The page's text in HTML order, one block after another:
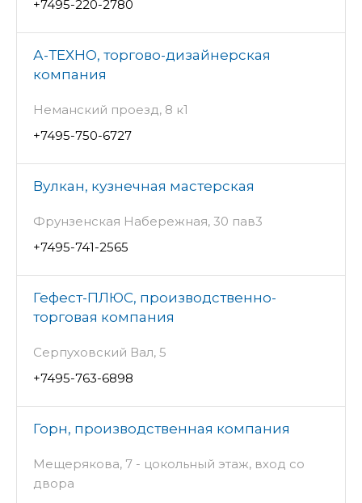
+7495-220-2780
А-ТЕХНО, торгово-дизайнерская
компания
Неманский проезд, 8 к1
+7495-750-6727
Вулкан, кузнечная мастерская
Фрунзенская Набережная, 30 пав3
+7495-741-2565
Гефест-ПЛЮС, производственно-
торговая компания
Серпуховский Вал, 5
+7495-763-6898
Горн, производственная компания
Мещерякова, 7 - цокольный этаж, вход со
двора